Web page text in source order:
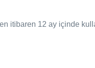
itibaren 12 ay içinde